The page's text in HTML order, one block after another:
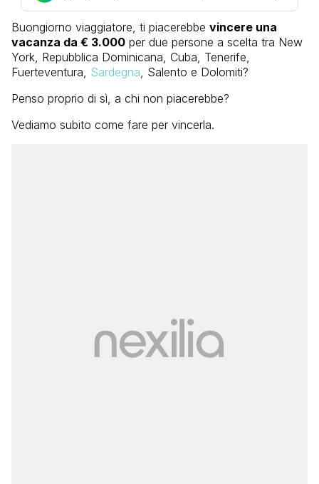
Buongiorno viaggiatore, ti piacerebbe vincere una
vacanza da € 3.000 per due persone a scelta tra New
York, Repubblica Dominicana, Cuba, Tenerife,
Fuerteventura, Sardegna, Salento e Dolomiti?
Penso proprio di sì, a chi non piacerebbe?
Vediamo subito come fare per vincerla.